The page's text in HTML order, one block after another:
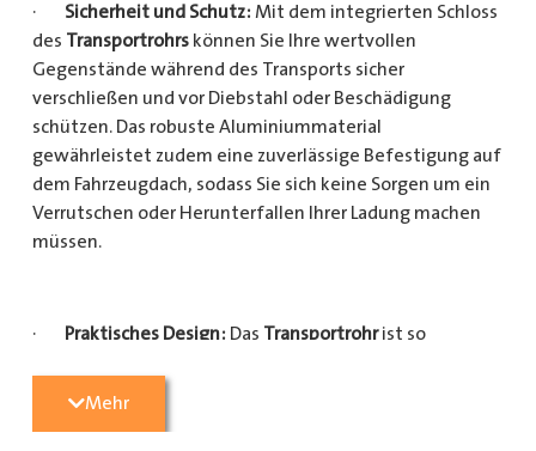
· Sicherheit und Schutz: Mit dem integrierten Schloss
des Transportrohrskönnen Sie Ihre wertvollen
Gegenstände während des Transports sicher
verschließen und vor Diebstahl oder Beschädigung
schützen. Das robuste Aluminiummaterial
gewährleistet zudem eine zuverlässige Befestigung auf
dem Fahrzeugdach, sodass Sie sich keine Sorgen um ein
Verrutschen oder Herunterfallen Ihrer Ladung machen
müssen.
· Praktisches Design: Das Transportrohrist so
Gegenständen sicher und einfach transportieren kann
Mehr